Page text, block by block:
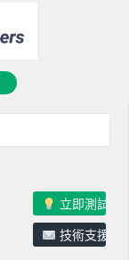
立即測試
技術支援